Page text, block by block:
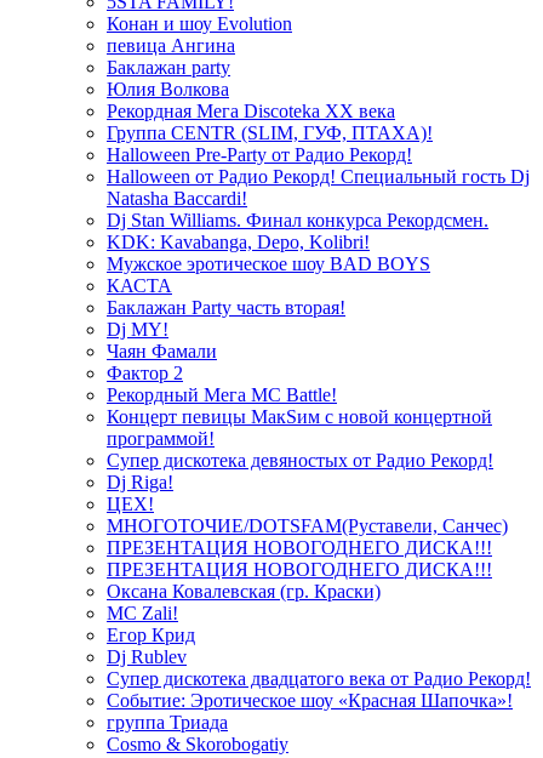
Конан и шоу Evolution
певица Ангина
Баклажан party
Юлия Волкова
Рекордная Мега Discoteka XX века
Группа CENTR (SLIM, ГУФ, ПТАХА)!
Halloween Pre-Party от Радио Рекорд!
Halloween от Радио Рекорд! Специальный гость Dj
Natasha Baccardi!
Dj Stan Williams. Финал конкурса Рекордсмен.
KDK: Kavabanga, Depo, Kolibri!
Мужское эротическое шоу BAD BOYS
КАСТА
Баклажан Party часть вторая!
Dj MY!
Чаян Фамали
Фактор 2
Рекордный Мега МС Battle!
Концерт певицы МакSим с новой концертной
программой!
Супер дискотека девяностых от Радио Рекорд!
Dj Riga!
ЦЕХ!
МНОГОТОЧИЕ/DOTSFAM(Руставели, Санчес)
ПРЕЗЕНТАЦИЯ НОВОГОДНЕГО ДИСКА!!!
ПРЕЗЕНТАЦИЯ НОВОГОДНЕГО ДИСКА!!!
Оксана Ковалевская (гр. Краски)
MC Zali!
Егор Крид
Dj Rublev
Супер дискотека двадцатого века от Радио Рекорд!
Событие: Эротическое шоу «Красная Шапочка»!
группа Триада
Cosmo & Skorobogatiy